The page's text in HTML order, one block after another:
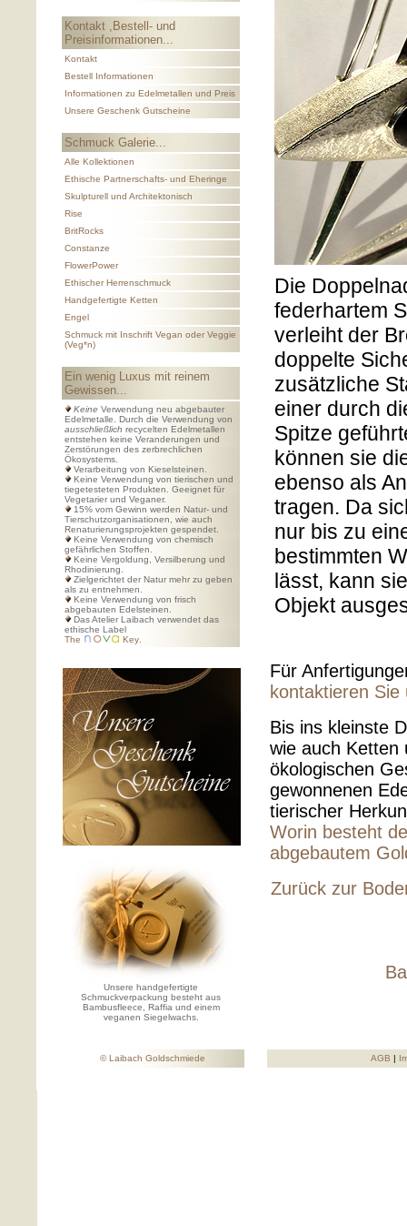
Kontakt ,Bestell- und
Preisinformationen...
Kontakt
Bestell Informationen
Informationen zu Edelmetallen und Preis
Unsere Geschenk Gutscheine
Schmuck Galerie...
Alle Kollektionen
Ethische Partnerschafts- und Eheringe
Skulpturell und Architektonisch
Rise
BritRocks
Constanze
FlowerPower
Ethischer Herrenschmuck
Handgefertigte Ketten
Engel
Schmuck mit Inschrift Vegan oder Veggie
(Veg*n)
Ein wenig Luxus mit reinem
Gewissen...
Keine Verwendung neu abgebauter
Edelmetalle. Durch die Verwendung von
ausschließlich recycelten Edelmetallen
entstehen keine Veranderungen und
Zerstörungen des zerbrechlichen
Ökosystems.
Verarbeitung von Kieselsteinen.
Keine Verwendung von tierischen und
tiegetesteten Produkten. Geeignet für
Vegetarier und Veganer.
15% vom Gewinn werden Natur- und
Tierschutzorganisationen, wie auch
Renaturierungsprojekten gespendet.
Keine Verwendung von chemisch
gefährlichen Stoffen.
Keine Vergoldung, Versilberung und
Rhodinierung.
Zielgerichtet der Natur mehr zu geben
als zu entnehmen.
Keine Verwendung von frisch
abgebauten Edelsteinen.
Das Atelier Laibach verwendet das
ethische Label
The
Key
Unsere handgefertigte
Schmuckverpackung besteht aus
Bambusfleece, Raffia und einem
veganen Siegelwachs.
Die
federhartem
verleiht der
doppelte
zusätzliche
einer durch
Spitze
können sie
ebenso als
tragen. Da
nur bis zu
bestimmten
lässt, kann
Objekt
Für
kontaktieren Sie
Bis ins kleinste
wie auch Ketten
ökologischen
gewonnenen
tierischer
Worin besteht
abgebautem
Zurück zur
© Laibach Goldschmiede AGB |